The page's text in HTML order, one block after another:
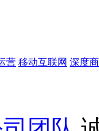
营 移动互联网 深度